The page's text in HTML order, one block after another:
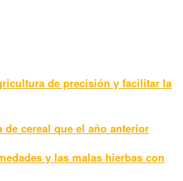
de precisión y facilitar la
de cereal que el año anterior
y las malas hierbas con